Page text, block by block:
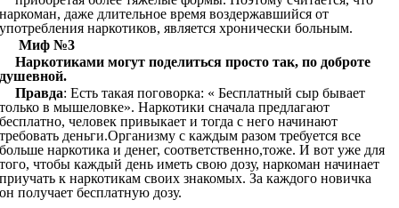
даже длительное время воздержавшийся от
наркотиков, является хронически больным.
Миф №3
Наркотиками могут поделиться просто так, по доброте
Правда: Есть такая поговорка: « Бесплатный сыр бывает
в мышеловке». Наркотики сначала предлагают
человек привыкает и тогда с него начинают
деньги.Организму с каждым разом требуется все
наркотика и денег, соответственно,тоже. И вот уже для
чтобы каждый день иметь свою дозу, наркоман начинает
к наркотикам своих знакомых. За каждого новичка
получает бесплатную дозу.